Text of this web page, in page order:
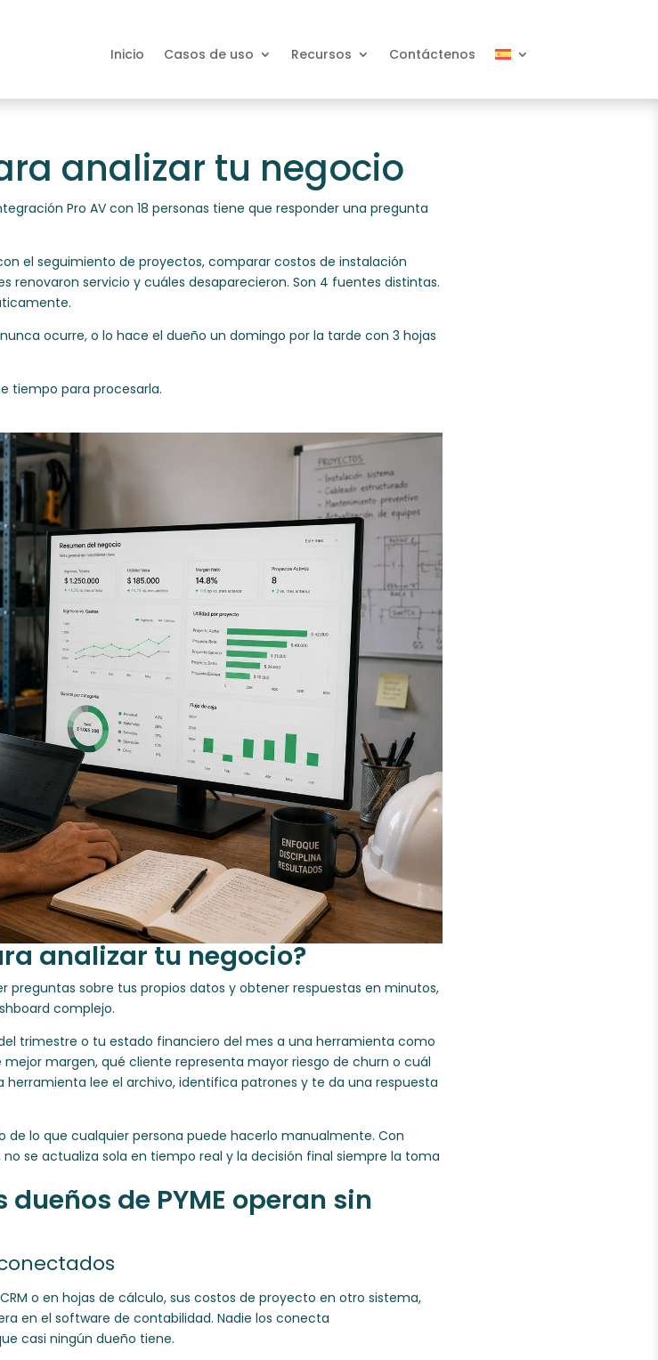
Inicio Casos de uso Recursos Contáctenos
analizar tu negocio
Pro AV con 18 personas tiene que responder una pregunta
el seguimiento de proyectos, comparar costos de instalación
renovaron servicio y cuáles desaparecieron. Son 4 fuentes distintas.
ocurre, o lo hace el dueño un domingo por la tarde con 3 hojas
tiempo para procesarla.
analizar tu negocio?
preguntas sobre tus propios datos y obtener respuestas en minutos,
complejo.
trimestre o tu estado financiero del mes a una herramienta como
margen, qué cliente representa mayor riesgo de churn o cuál
herramienta lee el archivo, identifica patrones y te da una respuesta
lo que cualquier persona puede hacerlo manualmente. Con
se actualiza sola en tiempo real y la decisión final siempre la toma
de PYME operan sin
o en hojas de cálculo, sus costos de proyecto en otro sistema,
en el software de contabilidad. Nadie los conecta
casi ningún dueño tiene.